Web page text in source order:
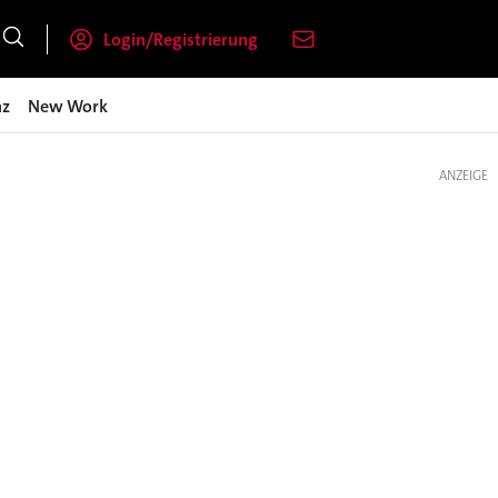
Login/Registrierung
New Work
ANZEIGE